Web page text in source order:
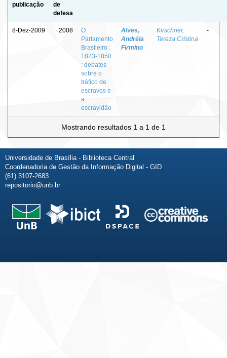
publicação
de
defesa
8-Dez-2009 2008
O
Parlamento
Brasileiro :
1823-1850
: debates
sobre o
tráfico de
escravos e
a
escravidão
Alves,
Andréia
Firmino
Kirschner,
Tereza Cristina
-
Mostrando resultados 1 a 1 de 1
Universidade de Brasília - Biblioteca Central
Coordenadoria de Gestão da Informação Digital - GID
(61) 3107-2683
repositorio@unb.br